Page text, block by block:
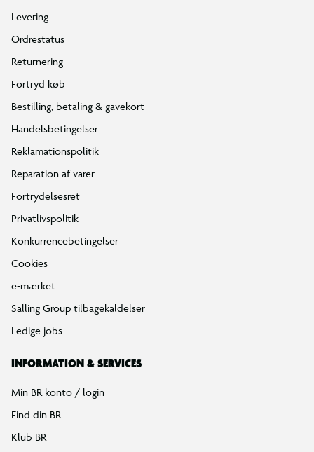
Levering
Ordrestatus
Returnering
Fortryd køb
Bestilling, betaling & gavekort
Handelsbetingelser
Reklamationspolitik
Reparation af varer
Fortrydelsesret
Privatlivspolitik
Konkurrencebetingelser
Cookies
e-mærket
Salling Group tilbagekaldelser
Ledige jobs
INFORMATION & SERVICES
Min BR konto / login
Find din BR
Klub BR